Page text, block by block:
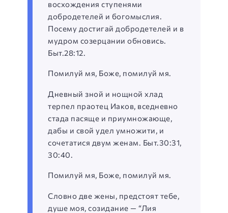
восхождения ступенями
добродетелей и богомыслия.
Посему достигай добродетелей и в
мудром созерцании обновись.
Быт.28:12.
Помилуй мя, Боже, помилуй мя.
Дневный зной и нощной хлад
терпел праотец Иаков, вседневно
стада пасяще и приумножающе,
дабы и свой удел умножити, и
сочетатися двум женам. Быт.30:31,
30:40.
Помилуй мя, Боже, помилуй мя.
Словно две жены, предстоят тебе,
душе моя, созидание — “Лия